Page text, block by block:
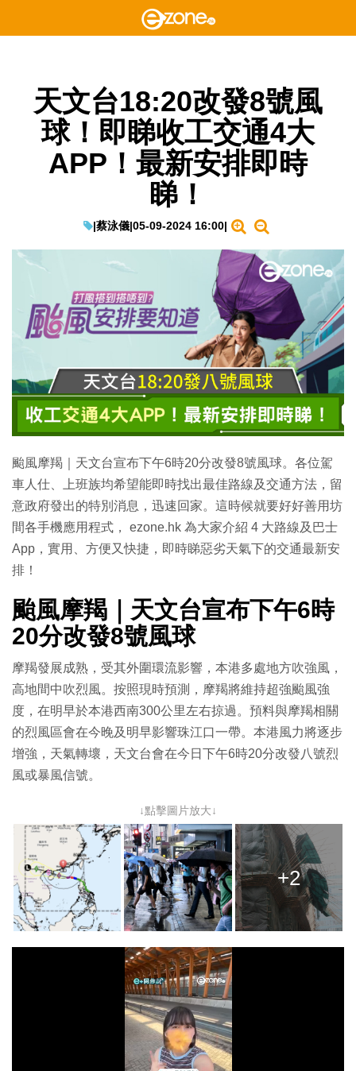
天文台18:20改發8號風
球！即睇收工交通4大
APP！最新安排即時
睇！
|蔡泳儀|05-09-2024 16:00|
颱風摩羯｜天文台宣布下午6時20分改發8號風球。各位駕
車人仕、上班族均希望能即時找出最佳路線及交通方法，留
意政府發出的特別消息，迅速回家。這時候就要好好善用坊
間各手機應用程式， ezone.hk 為大家介紹 4 大路線及巴士
App，實用、方便又快捷，即時睇惡劣天氣下的交通最新安
排！
颱風摩羯｜天文台宣布下午6時
20分改發8號風球
摩羯發展成熟，受其外圍環流影響，本港多處地方吹強風，
高地間中吹烈風。按照現時預測，摩羯將維持超強颱風強
度，在明早於本港西南300公里左右掠過。預料與摩羯相關
的烈風區會在今晚及明早影響珠江口一帶。本港風力將逐步
增強，天氣轉壞，天文台會在今日下午6時20分改發八號烈
風或暴風信號。
↓點擊圖片放大↓
+2